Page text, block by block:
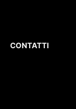
CONTATTI